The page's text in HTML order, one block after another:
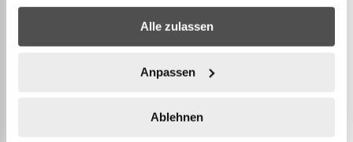
Alle zulassen
Anpassen
Ablehnen